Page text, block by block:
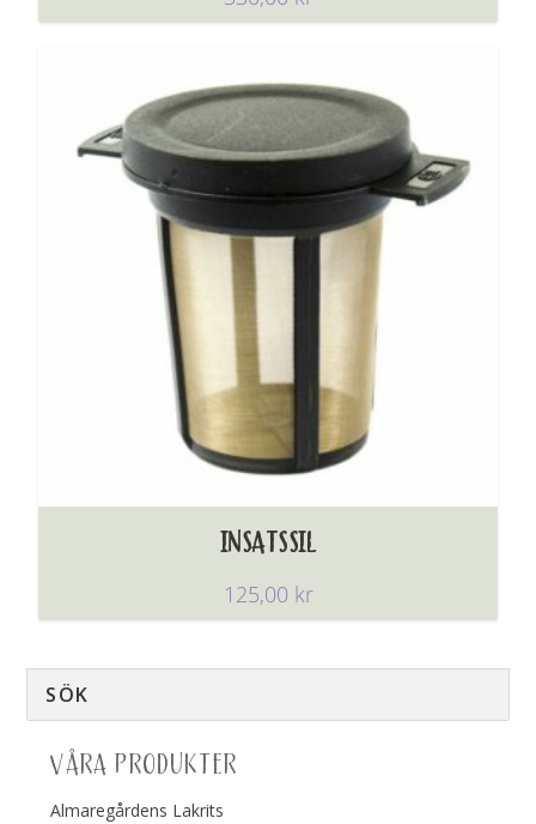
INSATSSIL
125,00 kr
VÅRA PRODUKTER
Almaregårdens Lakrits